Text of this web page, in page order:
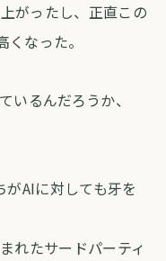
がったし、正直この
なった。
いるんだろうか、
AIに対しても牙を
れたサードパーティ